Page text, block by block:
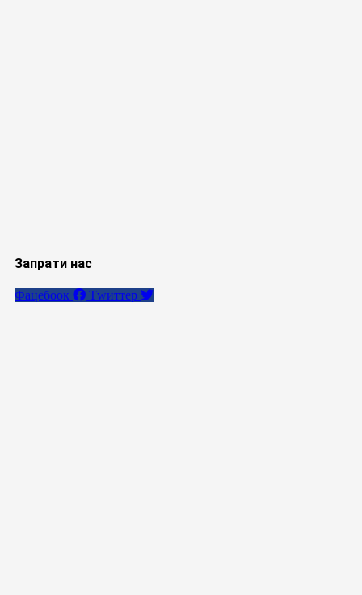
Запрати нас
Фацебоок Тwиттер